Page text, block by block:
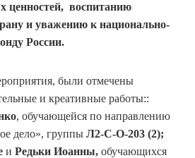
ценностей, воспитанию
и уважению к национально-
России.
были отмечены
и креативные работы::
, обучающейся по направлению
дело», группы Л2-С-О-203 (2);
и Редьки Иоанны, обучающихся